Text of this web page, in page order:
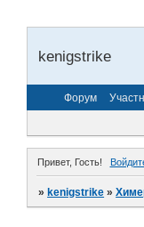
kenigstrike
Форум
Привет, Гость!
»kenigstrike »